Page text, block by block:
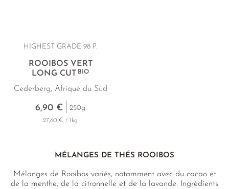
HIGHEST GRADE 98 P.
ROOIBOS VERT
LONG CUTBIO
Cederberg, Afrique du Sud
6,90 € 250g
27,60 € / 1kg
MÉLANGES DE THÉS ROOIBOS
Mélanges de Rooibos variés, notamment avec du cacao et
de la menthe, de la citronnelle et de la lavande. Ingrédients